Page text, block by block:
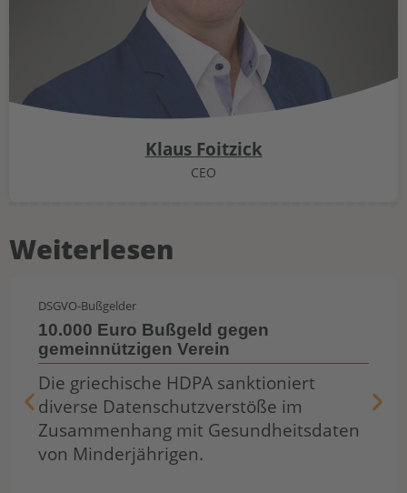
Klaus Foitzick
CEO
Weiterlesen
DSGVO-Bußgelder
10.000 Euro Bußgeld gegen
gemeinnützigen Verein
Die griechische HDPA sanktioniert
diverse Datenschutzverstöße im
Zusammenhang mit Gesundheitsdaten
von Minderjährigen.